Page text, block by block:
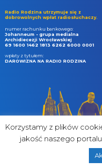
Radio Rodzina utrzymuje się z
dobrowolnych wpłat radiosłuchaczy.
numer rachunku bankowego:
Johanneum - grupa medialna
Archidiecezji Wrocławskiej
69 1600 1462 1813 6262 6000 0001
wpłaty z tytułem:
DAROWIZNA NA RADIO RODZINA
Korzystamy z plików
jakość naszego portalu